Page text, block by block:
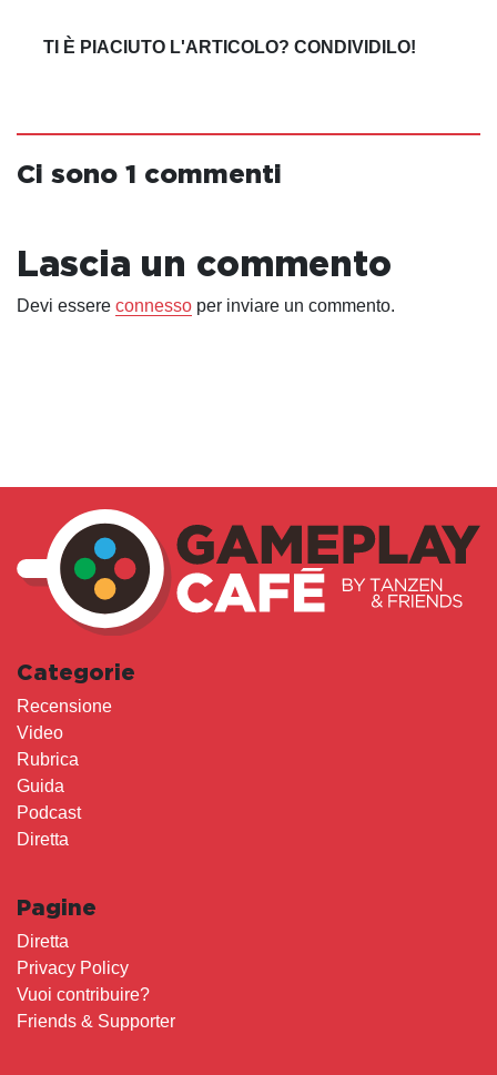
TI È PIACIUTO L'ARTICOLO? CONDIVIDILO!
Ci sono 1 commenti
Lascia un commento
Devi essere connesso per inviare un commento.
Categorie
Recensione
Video
Rubrica
Guida
Podcast
Diretta
Pagine
Diretta
Privacy Policy
Vuoi contribuire?
Friends & Supporter